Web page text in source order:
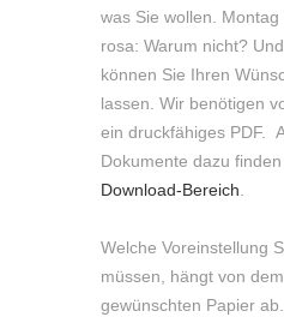
was Sie wollen.
rosa: Warum nicht?
können Sie Ihren
lassen. Wir benötigen
ein druckfähiges PDF.
Dokumente dazu
Download-Bereich
Welche Voreinstellung
müssen, hängt von
gewünschten Papier